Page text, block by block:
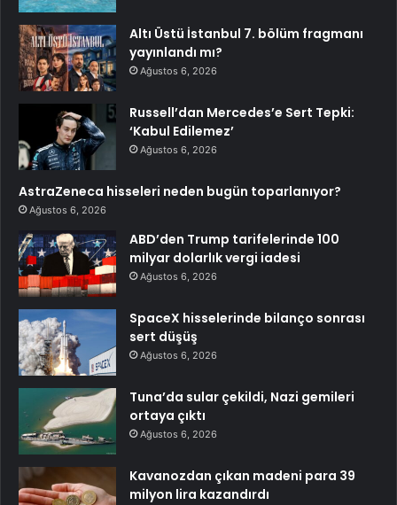
Altı Üstü İstanbul 7. bölüm fragmanı
yayınlandı mı?
Ağustos 6, 2026
Russell’dan Mercedes’e Sert Tepki:
‘Kabul Edilemez’
Ağustos 6, 2026
AstraZeneca hisseleri neden bugün toparlanıyor?
Ağustos 6, 2026
ABD’den Trump tarifelerinde 100
milyar dolarlık vergi iadesi
Ağustos 6, 2026
SpaceX hisselerinde bilanço sonrası
sert düşüş
Ağustos 6, 2026
Tuna’da sular çekildi, Nazi gemileri
ortaya çıktı
Ağustos 6, 2026
Kavanozdan çıkan madeni para 39
milyon lira kazandırdı